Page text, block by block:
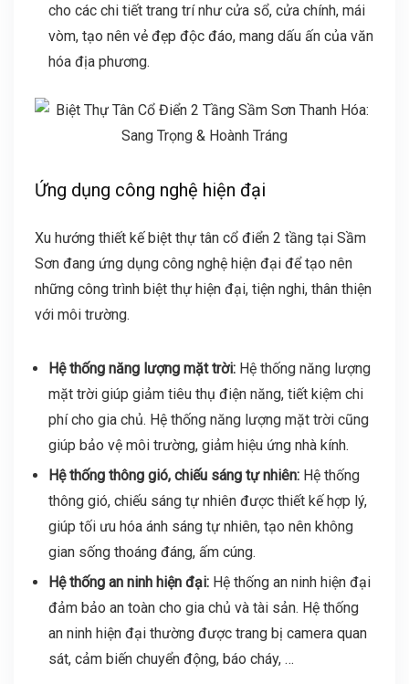
cho các chi tiết trang trí như cửa sổ, cửa chính, mái
vòm, tạo nên vẻ đẹp độc đáo, mang dấu ấn của văn
hóa địa phương.
Ứng dụng công nghệ hiện đại
Xu hướng thiết kế biệt thự tân cổ điển 2 tầng tại Sầm
Sơn đang ứng dụng công nghệ hiện đại để tạo nên
những công trình biệt thự hiện đại, tiện nghi, thân thiện
với môi trường.
Hệ thống năng lượng mặt trời:Hệ thống năng lượng
mặt trời giúp giảm tiêu thụ điện năng, tiết kiệm chi
phí cho gia chủ. Hệ thống năng lượng mặt trời cũng
giúp bảo vệ môi trường, giảm hiệu ứng nhà kính.
Hệ thống thông gió, chiếu sáng tự nhiên:Hệ thống
thông gió, chiếu sáng tự nhiên được thiết kế hợp lý,
giúp tối ưu hóa ánh sáng tự nhiên, tạo nên không
gian sống thoáng đáng, ấm cúng.
Hệ thống an ninh hiện đại:Hệ thống an ninh hiện đại
đảm bảo an toàn cho gia chủ và tài sản. Hệ thống
an ninh hiện đại thường được trang bị camera quan
sát, cảm biến chuyển động, báo cháy, …